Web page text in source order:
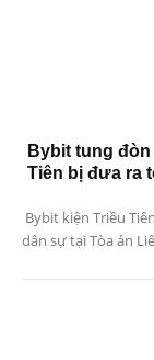
Bybit tung đòn
Tiên bị đưa ra
Bybit kiện Triều
dân sự tại Tòa án